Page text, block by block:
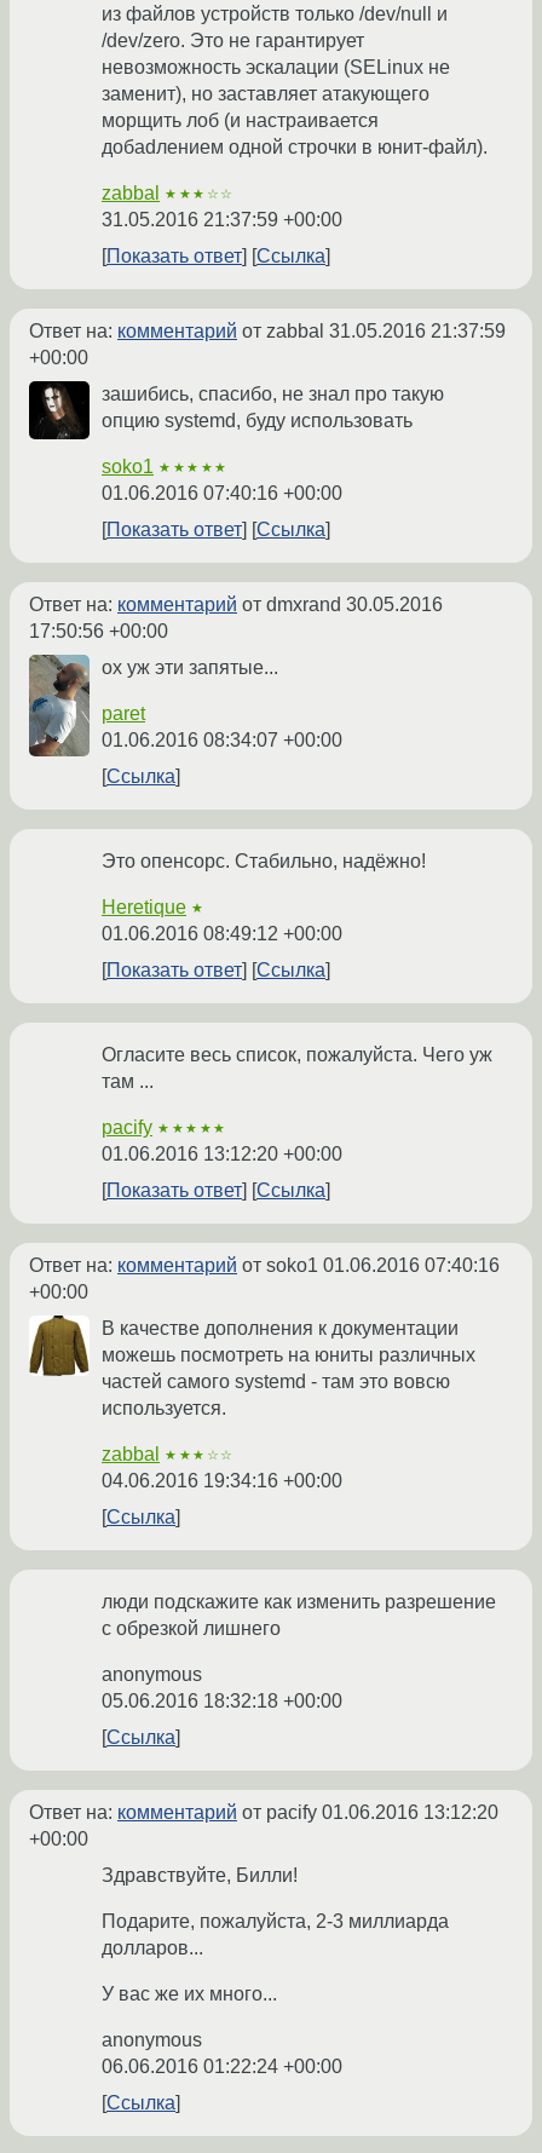
из файлов устройств только /dev/null и
/dev/zero. Это не гарантирует
невозможность эскалации (SELinux не
заменит), но заставляет атакующего
морщить лоб (и настраивается
добаdлением одной строчки в юнит-файл).
zabbal ★★★☆☆
31.05.2016 21:37:59 +00:00
Показать ответ
Ссылка
Ответ на: комментарий от zabbal 31.05.2016 21:37:59
+00:00
зашибись, спасибо, не знал про такую
опцию systemd, буду использовать
soko1 ★★★★★
01.06.2016 07:40:16 +00:00
Показать ответ
Ссылка
Ответ на: комментарий от dmxrand 30.05.2016
17:50:56 +00:00
ох уж эти запятые...
paret
01.06.2016 08:34:07 +00:00
Ссылка
Это опенсорс. Стабильно, надёжно!
Heretique ★
01.06.2016 08:49:12 +00:00
Показать ответ
Ссылка
Огласите весь список, пожалуйста. Чего уж
там ...
pacify ★★★★★
01.06.2016 13:12:20 +00:00
Показать ответ
Ссылка
Ответ на: комментарий от soko1 01.06.2016 07:40:16
+00:00
В качестве дополнения к документации
можешь посмотреть на юниты различных
частей самого systemd - там это вовсю
используется.
zabbal ★★★☆☆
04.06.2016 19:34:16 +00:00
Ссылка
люди подскажите как изменить разрешение
с обрезкой лишнего
anonymous
05.06.2016 18:32:18 +00:00
Ссылка
Ответ на: комментарий от pacify 01.06.2016 13:12:20
+00:00
Здравствуйте, Билли!
Подарите, пожалуйста, 2-3 миллиарда
долларов...
У вас же их много...
anonymous
06.06.2016 01:22:24 +00:00
Ссылка